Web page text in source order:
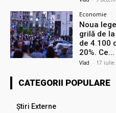
Economie
Noua
grilă de
de 4.100
20%. Ce...
Vlad - 17 iulie
CATEGORII POPULARE
Știri Externe